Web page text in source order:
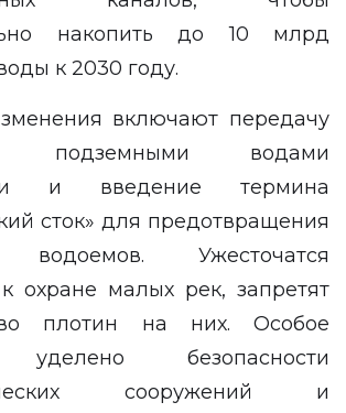
накопить до 10 млрд
к 2030 году.
включают передачу
подземными водами
и введение термина
сток» для предотвращения
водоемов. Ужесточатся
охране малых рек, запретят
плотин на них. Особое
уделено безопасности
сооружений и